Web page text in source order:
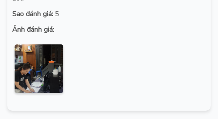
Sao đánh giá: 5
Ảnh đánh giá: